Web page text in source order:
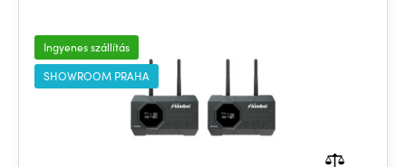
Ingyenes szállítás
SHOWROOM PRAHA